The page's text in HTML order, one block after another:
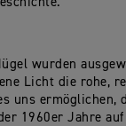
wurden
Licht die rohe,
uns ermöglichen,
1960er Jahre